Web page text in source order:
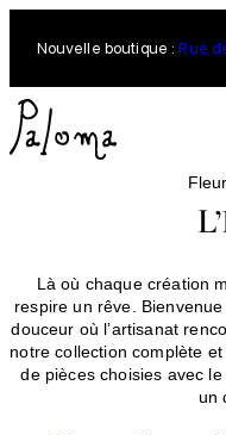
Nouvelle boutique : Rue
Là où chaque création
respire un rêve.
douceur où l’artisanat
notre collection complète
de pièces choisies avec
un